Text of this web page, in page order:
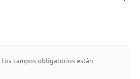
Los campos obligatorios están